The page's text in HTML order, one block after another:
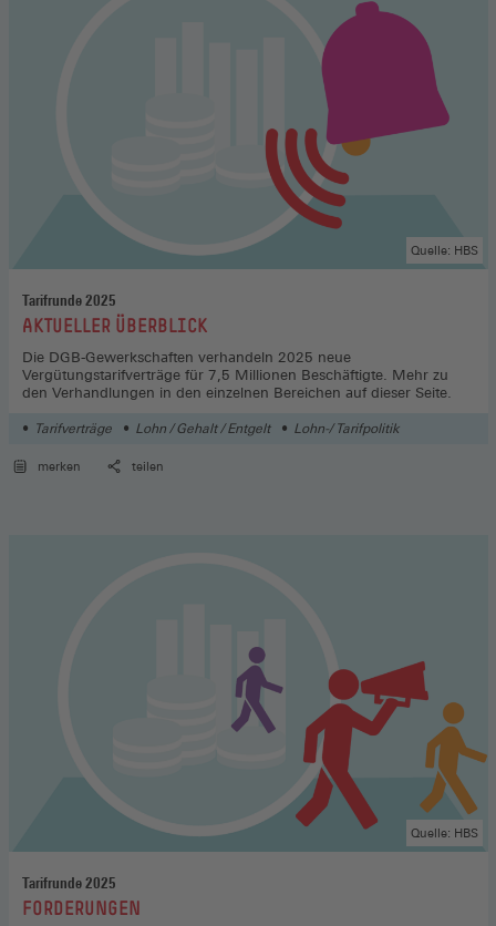
Tarifrunde 2025
:AKTUELLER ÜBERBLICK
Die DGB-Gewerkschaften verhandeln 2025 neue
Vergütungstarifverträge für 7,5 Millionen Beschäftigte. Mehr zu
den Verhandlungen in den einzelnen Bereichen auf dieser Seite.
Quelle: HBS
Tarifverträge Lohn / Gehalt / Entgelt Lohn-/ Tarifpolitik
merken teilen
Tarifrunde 2025
:FORDERUNGEN
Quelle: HBS